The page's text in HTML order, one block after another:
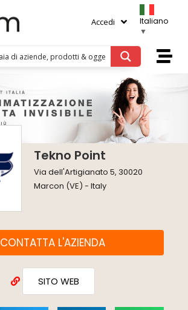
Accedi
Italiano
▼
Tekno Point
Via dell'Artigianato 5, 30020
Marcon (VE) - Italy
CONTATTA L'AZIENDA
SITO WEB